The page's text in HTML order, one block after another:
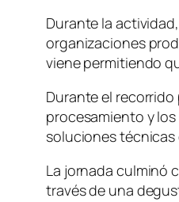
Durante la
organizaciones
viene permitiendo
Durante el
procesamiento y
soluciones técnicas
La jornada culminó
través de una